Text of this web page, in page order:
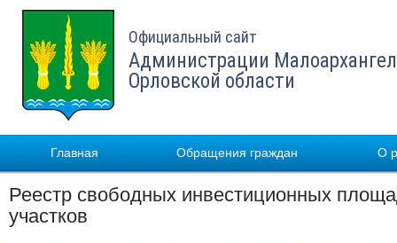
Официальный сайт
Администрации
Орловской области
Главная Обращения граждан О
Реестр свободных инвестиционных
участков